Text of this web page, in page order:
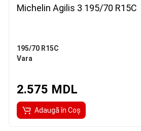
Michelin Agilis 3 195/70 R15C
195/70 R15C
Vara
2.575 MDL
Adaugă în Coş